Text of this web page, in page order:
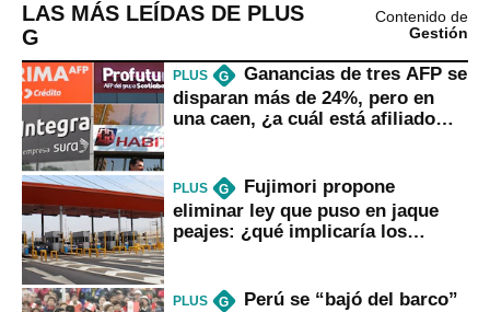
LAS MÁS LEÍDAS DE PLUS
G
Contenido de
Gestión
PLUS G
Ganancias de tres AFP se
disparan más de 24%, pero en
una caen, ¿a cuál está afiliado
PLUS G
Fujimori propone
eliminar ley que puso en jaque
peajes: ¿qué implicaría los
PLUS G
Perú se “bajó del barco”